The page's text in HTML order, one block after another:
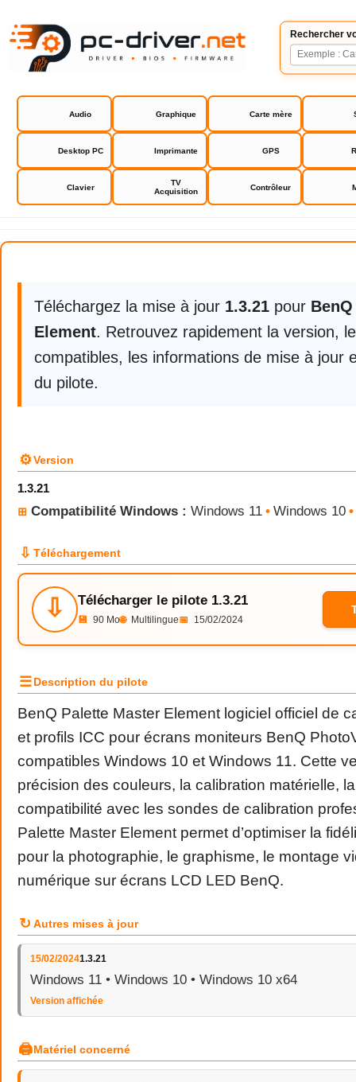
Rechercher
Audio Graphique Carte mère
Desktop PC Imprimante GPS
Clavier
TV
Acquisition
Contrôleur
BenQ Palette Master Element
Téléchargez la mise à jour 1.3.21 pour
Element. Retrouvez rapidement la version,
compatibles, les informations de mise à jour
du pilote.
⚙Version
1.3.21
⊞ Compatibilité Windows : Windows 11 • Windows 10 •
⇩ Téléchargement
⇩ Télécharger le pilote 1.3.21
💾 90 Mo🌐 Multilingue📅 15/02/2024
☰Description du pilote
BenQ Palette Master Element logiciel officiel de
et profils ICC pour écrans moniteurs BenQ
compatibles Windows 10 et Windows 11. Cette
précision des couleurs, la calibration matérielle,
compatibilité avec les sondes de calibration
Palette Master Element permet d’optimiser la
pour la photographie, le graphisme, le montage
numérique sur écrans LCD LED BenQ.
↻ Autres mises à jour
15/02/20241.3.21
Windows 11 • Windows 10 • Windows 10 x64
Version affichée
🖨Matériel concerné